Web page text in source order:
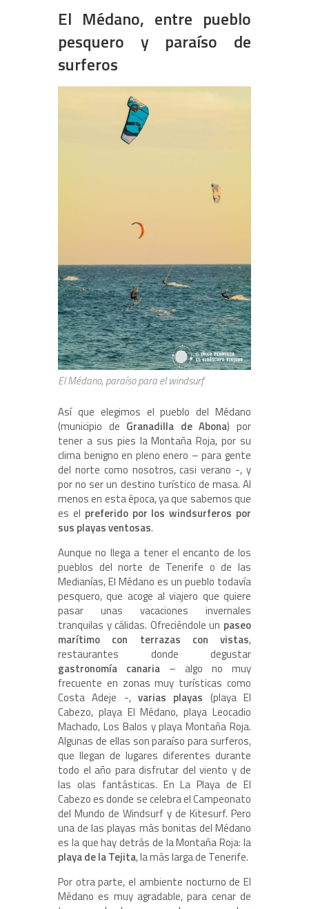
El Médano, entre pueblo
pesquero y paraíso de
surferos
El Médano, paraíso para el windsurf
Así que elegimos el pueblo del Médano
(municipio de Granadilla de Abona) por
tener a sus pies la Montaña Roja, por su
clima benigno en pleno enero – para gente
del norte como nosotros, casi verano -, y
por no ser un destino turístico de masa. Al
menos en esta época, ya que sabemos que
es el preferido por los windsurferos por
sus playas ventosas.
Aunque no llega a tener el encanto de los
pueblos del norte de Tenerife o de las
Medianías, El Médano es un pueblo todavía
pesquero, que acoge al viajero que quiere
pasar unas vacaciones invernales
tranquilas y cálidas. Ofreciéndole un paseo
marítimo con terrazas con vistas,
restaurantes donde degustar
gastronomía canaria – algo no muy
frecuente en zonas muy turísticas como
Costa Adeje -,varias playas (playa El
Cabezo, playa El Médano, playa Leocadio
Machado, Los Balos y playa Montaña Roja.
Algunas de ellas son paraíso para surferos,
que llegan de lugares diferentes durante
todo el año para disfrutar del viento y de
las olas fantásticas. En La Playa de El
Cabezo es donde se celebra el Campeonato
del Mundo de Windsurf y de Kitesurf. Pero
una de las playas más bonitas del Médano
es la que hay detrás de la Montaña Roja: la
playa de la Tejita, la más larga de Tenerife.
Por otra parte, el ambiente nocturno de El
Médano es muy agradable, para cenar de